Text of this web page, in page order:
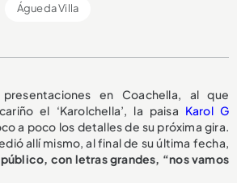
Águeda Villa
en Coachella, al que
el ‘Karolchella’, la paisa Karol G
a poco los detalles de su próxima gira.
allí mismo, al final de su última fecha,
con letras grandes, “nos vamos